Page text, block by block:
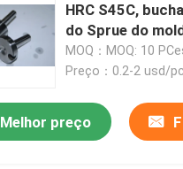
HRC S45C,
do Sprue do
MOQ：MOQ: 10
Preço：0.2-2 usd/pc
Melhor preço